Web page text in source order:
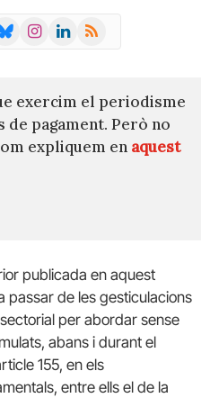
InstagramLinkedIn
RSS
exercim el periodisme
de pagament. Però no
expliquem en aquest
publicada en aquest
passar de les gesticulacions
per abordar sense
abans i durant el
155, en els
entre ells el de la